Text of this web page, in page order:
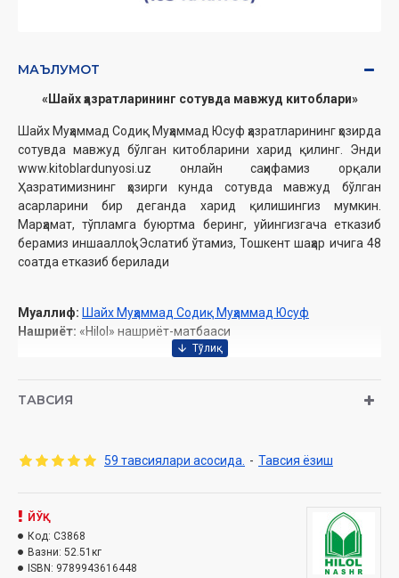
МАЪЛУМОТ
«Шайх ҳазратларининг сотувда мавжуд китоблари»
Шайх Муҳаммад Содиқ Муҳаммад Юсуф ҳазратларининг ҳозирда
сотувда мавжуд бўлган китобларини харид қилинг. Энди
www.kitoblardunyosi.uz онлайн саҳифамиз орқали
Ҳазратимизнинг ҳозирги кунда сотувда мавжуд бўлган
асарларини бир деганда харид қилишингиз мумкин.
Марҳамат, тўпламга буюртма беринг, уйингизгача етказиб
берамиз иншааллоҳ! Эслатиб ўтамиз, Тошкент шаҳар ичига 48
соатда етказиб берилади
Муаллиф: Шайх Муҳаммад Содиқ Муҳаммад Юсуф
Нашриёт: «Hilol» нашриёт-матбааси
1-33.«Ҳадис ва Ҳаёт» 33 жуз (тўлиқ тўплам)
45.«Тафсири Ҳилол» 30-жуз (Амма пораси)
46.«Қуръони Карим ва ўзбек тилидаги маънолар таржимаси»
ТАВСИЯ
59 тавсиялари асосида. - Тавсия ёзиш
ЙЎҚ
Код: C3868
Вазни: 52.51кг
ISBN: 9789943616448